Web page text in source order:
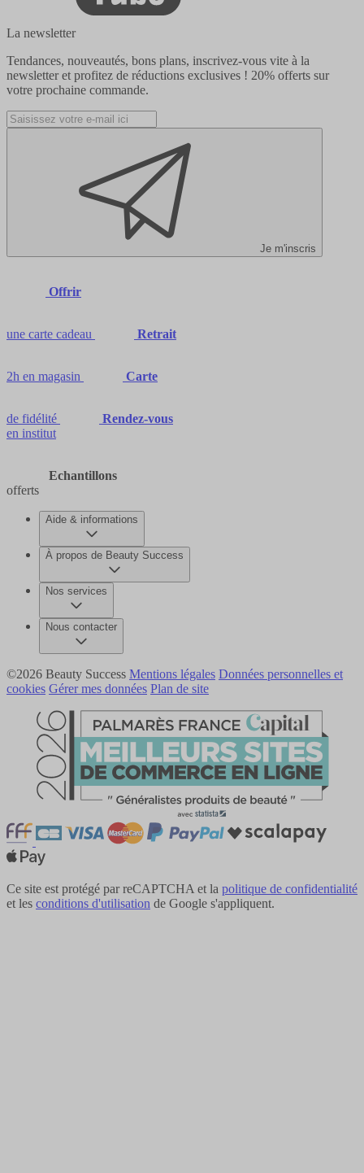
La newsletter
Tendances, nouveautés, bons plans, inscrivez-vous vite à la
newsletter et profitez de réductions exclusives ! 20% offerts sur
votre prochaine commande.
Je m'inscris
Offrir
une carte cadeau Retrait
2h en magasin Carte
de fidélité
Rendez-vous
en institut
Echantillons
offerts
Aide & informations
À propos de Beauty Success
Nos services
Nous contacter
©2026 Beauty Success Mentions légales Données personnelles et
cookies Gérer mes données Plan de site
Ce site est protégé par reCAPTCHA et la politique de confidentialité
et les conditions d'utilisation de Google s'appliquent.